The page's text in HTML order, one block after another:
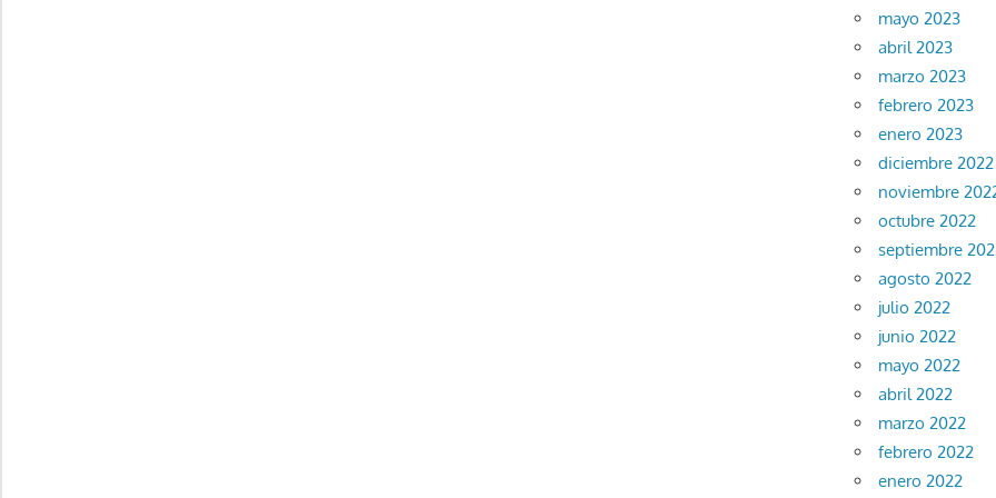
mayo 2023
abril 2023
marzo 2023
febrero 2023
enero 2023
diciembre 2022
noviembre
octubre 2022
septiembre
agosto 2022
julio 2022
junio 2022
mayo 2022
abril 2022
marzo 2022
febrero 2022
enero 2022